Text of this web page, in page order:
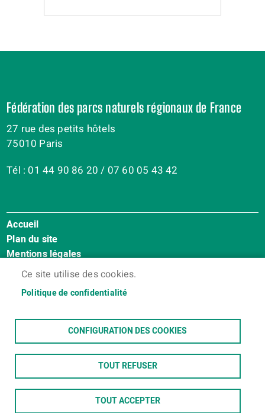
Ce site utilise des cookies.
Politique de confidentialité
CONFIGURATION DES COOKIES
TOUT REFUSER
TOUT ACCEPTER
Fédération des parcs naturels régionaux de France
27 rue des petits hôtels
75010 Paris
Tél : 01 44 90 86 20 / 07 60 05 43 42
Menu
Pied
de
page
Accueil
Plan du site
Mentions légales
Accessibilité : Non conforme
Contact